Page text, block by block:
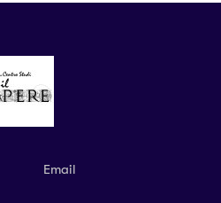
Email